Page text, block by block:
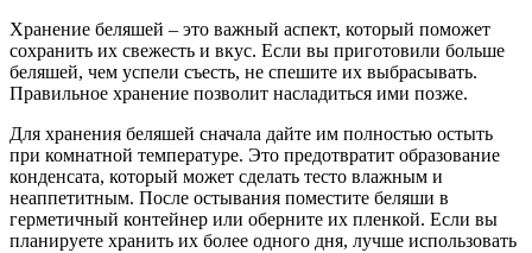
Хранение беляшей – это важный аспект, который поможет
сохранить их свежесть и вкус. Если вы приготовили больше
беляшей, чем успели съесть, не спешите их выбрасывать.
Правильное хранение позволит насладиться ими позже.
Для хранения беляшей сначала дайте им полностью остыть
при комнатной температуре. Это предотвратит образование
конденсата, который может сделать тесто влажным и
неаппетитным. После остывания поместите беляши в
герметичный контейнер или оберните их пленкой. Если вы
планируете хранить их более одного дня, лучше использовать